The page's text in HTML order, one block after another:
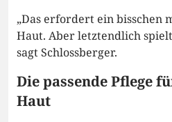
„Das erfordert ein bisschen
Haut. Aber letztendlich spielt
sagt Schlossberger.
Die passende Pflege
Haut